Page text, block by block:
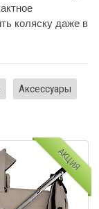
коляску даже в
Аксессуары
АКЦИЯ